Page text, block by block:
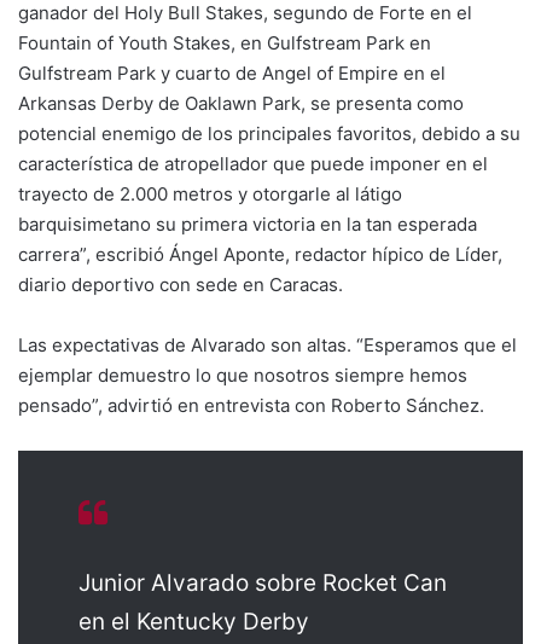
ganador del Holy Bull Stakes, segundo de Forte en el
Fountain of Youth Stakes, en Gulfstream Park en
Gulfstream Park y cuarto de Angel of Empire en el
Arkansas Derby de Oaklawn Park, se presenta como
potencial enemigo de los principales favoritos, debido a su
característica de atropellador que puede imponer en el
trayecto de 2.000 metros y otorgarle al látigo
barquisimetano su primera victoria en la tan esperada
carrera”, escribió Ángel Aponte, redactor hípico de Líder,
diario deportivo con sede en Caracas.
Las expectativas de Alvarado son altas. “Esperamos que el
ejemplar demuestro lo que nosotros siempre hemos
pensado”, advirtió en entrevista con Roberto Sánchez.
Junior Alvarado sobre Rocket Can
en el Kentucky Derby